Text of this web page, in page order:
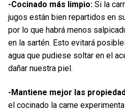
-Cocinado más limpio: Si la
jugos están bien repartidos en
por lo que habrá menos
en la sartén. Esto evitará
agua que pudiese soltar en el
dañar nuestra piel.
-Mantiene mejor las
el cocinado la carne